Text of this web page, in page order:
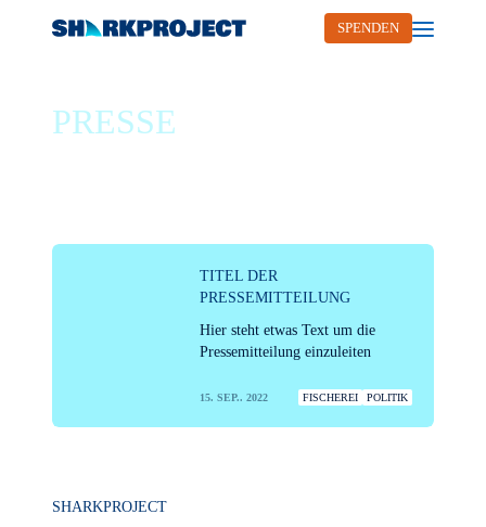
SPENDEN
Open
PRESSE
TITEL DER
PRESSEMITTEILUNG
Hier steht etwas Text um die
Pressemitteilung einzuleiten
15. SEP.. 2022 FISCHEREI POLITIK
SHARKPROJECT